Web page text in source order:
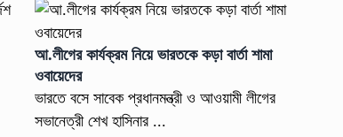
আ.লীগের কার্যক্রম নিয়ে ভারতকে কড়া বার্তা শামা
ওবায়েদের
ভারতে বসে সাবেক প্রধানমন্ত্রী ও আওয়ামী লীগের
সভানেত্রী শেখ হাসিনার ...